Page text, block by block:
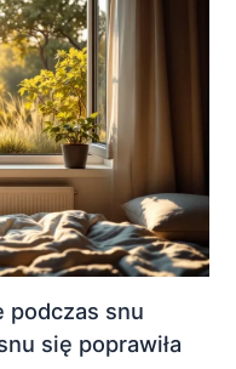
podczas snu
się poprawiła